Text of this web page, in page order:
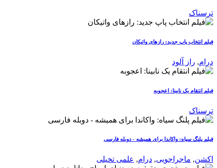
ترسناک
فیلم انتخاب پاپ جدید: رازهای واتیکان
درام, راز آلود
فیلم انتقام یک نابینا: اعجوبه
ترسناک
فیلم پلنگ سیاه: واکاندا برای همیشه - دوبله فارسی
اکشن, ماجراجویی, درام, علمی تخیلی